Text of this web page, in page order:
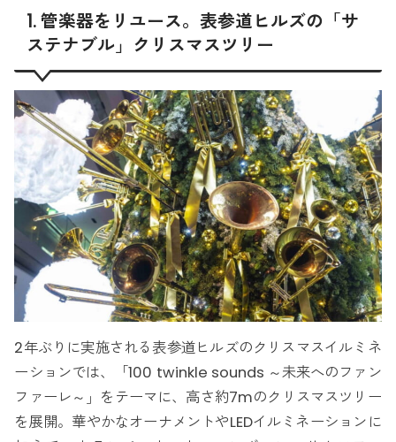
1. 管楽器をリユース。表参道ヒルズの「サ
ステナブル」クリスマスツリー
2年ぶりに実施される表参道ヒルズのクリスマスイルミネ
ーションでは、「100 twinkle sounds ～未来へのファン
ファーレ～」をテーマに、高さ約7mのクリスマスツリー
を展開。華やかなオーナメントやLEDイルミネーションに